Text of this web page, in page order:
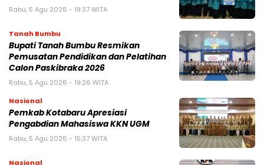
Rabu, 5 Agu 2026 - 19:37 WITA
Tanah Bumbu
Bupati Tanah Bumbu Resmikan
Pemusatan Pendidikan dan Pelatihan
Calon Paskibraka 2026
Rabu, 5 Agu 2026 - 19:26 WITA
Nasional
Pemkab Kotabaru Apresiasi
Pengabdian Mahasiswa KKN UGM
Rabu, 5 Agu 2026 - 15:37 WITA
Nasional